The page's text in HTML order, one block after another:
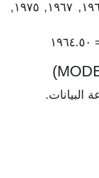
١٩٦٦, ١٩٦٧, ١٩٧٥,
البيانات.